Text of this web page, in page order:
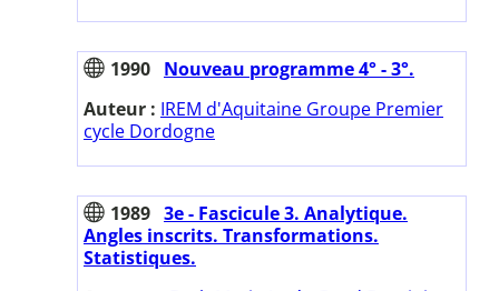
1990 Nouveau programme 4° - 3°.
Auteur : IREM d'Aquitaine Groupe Premier
cycle Dordogne
1989 3e - Fascicule 3. Analytique.
Angles inscrits. Transformations.
Statistiques.